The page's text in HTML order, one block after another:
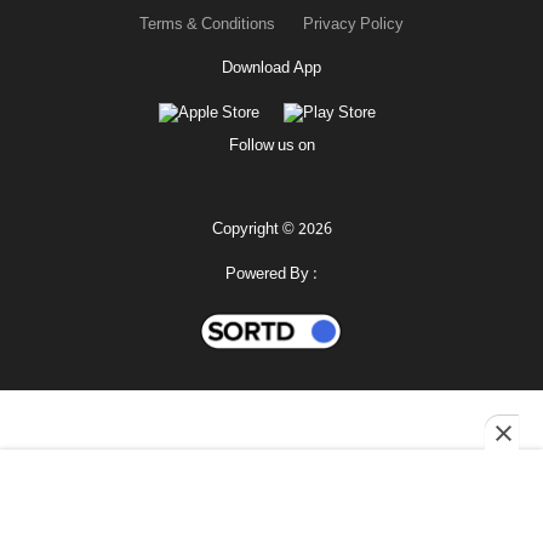
Terms & Conditions
Privacy Policy
Download App
Follow us on
Copyright © 2026
Powered By :